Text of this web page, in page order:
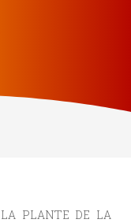
LA PLANTE DE LA